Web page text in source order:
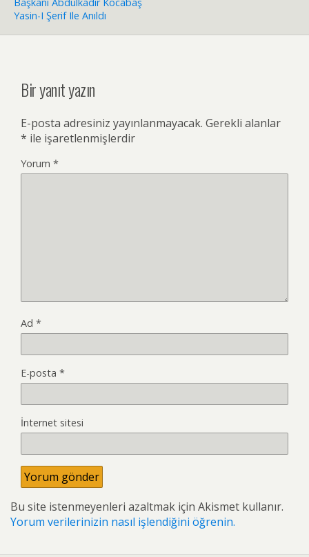
Yasin-I Şerif Ile Anıldı
Bir yanıt yazın
E-posta adresiniz yayınlanmayacak. Gerekli alanlar
* ile işaretlenmişlerdir
Yorum *
Ad *
E-posta *
İnternet sitesi
Bu site istenmeyenleri azaltmak için Akismet kullanır.
Yorum verilerinizin nasıl işlendiğini öğrenin.